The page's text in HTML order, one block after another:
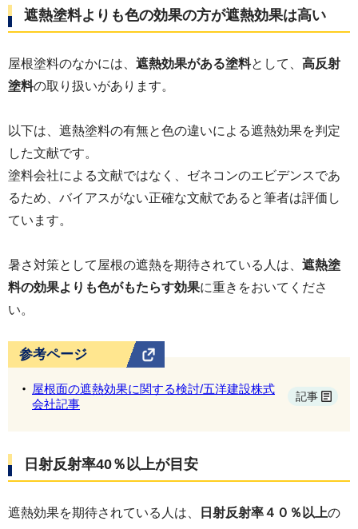
遮熱塗料よりも色の効果の方が遮熱効果は高い
屋根塗料のなかには、 遮熱効果がある塗料として、 高反射
塗料の取り扱いがあります。
以下は、遮熱塗料の有無と色の違いによる遮熱効果を判定
した文献です。
塗料会社による文献ではなく、ゼネコンのエビデンスであ
るため、バイアスがない正確な文献であると筆者は評価し
ています。
暑さ対策として屋根の遮熱を期待されている人は、 遮熱塗
料の効果よりも色がもたらす効果に重きをおいてくださ
い。
参考ページ
屋根面の遮熱効果に関する検討/五洋建設株式
会社記事
記事
日射反射率40％以上が目安
遮熱効果を期待されている人は、 日射反射率４０％以上の